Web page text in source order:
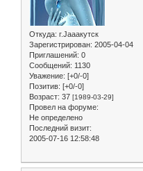
Откуда: г.Jaaaкутск
Зарегистрирован: 2005-04-04
Приглашений: 0
Сообщений: 1130
Уважение: [+0/-0]
Позитив: [+0/-0]
Возраст: 37 [1989-03-29]
Провел на форуме:
Не определено
Последний визит:
2005-07-16 12:58:48